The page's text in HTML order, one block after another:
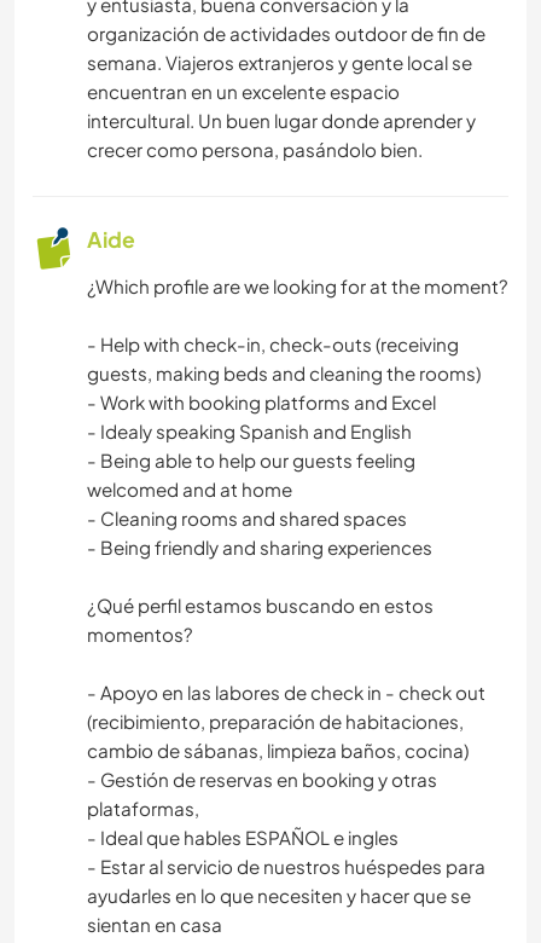
organización de actividades outdoor de fin de
semana. Viajeros extranjeros y gente local se
encuentran en un excelente espacio
intercultural. Un buen lugar donde aprender y
crecer como persona, pasándolo bien.
Aide
¿Which profile are we looking for at the moment?
- Help with check-in, check-outs (receiving
guests, making beds and cleaning the rooms)
- Work with booking platforms and Excel
- Idealy speaking Spanish and English
- Being able to help our guests feeling
welcomed and at home
- Cleaning rooms and shared spaces
- Being friendly and sharing experiences
¿Qué perfil estamos buscando en estos
momentos?
- Apoyo en las labores de check in - check out
(recibimiento, preparación de habitaciones,
cambio de sábanas, limpieza baños, cocina)
- Gestión de reservas en booking y otras
plataformas,
- Ideal que hables ESPAÑOL e ingles
- Estar al servicio de nuestros huéspedes para
ayudarles en lo que necesiten y hacer que se
sientan en casa